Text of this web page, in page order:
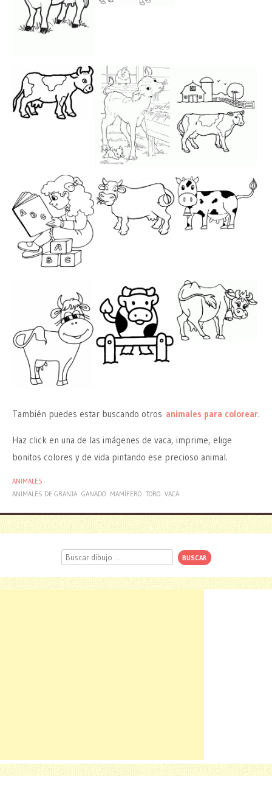
También puedes estar buscando otros animales para colorear.
Haz click en una de las imágenes de vaca, imprime, elige
bonitos colores y de vida pintando ese precioso animal.
ANIMALES
ANIMALES DE GRANJA GANADO MAMÍFERO TORO VACA
Buscar